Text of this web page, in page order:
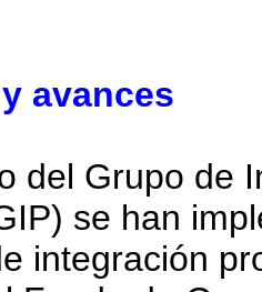
avances
del Grupo de
se han
integración